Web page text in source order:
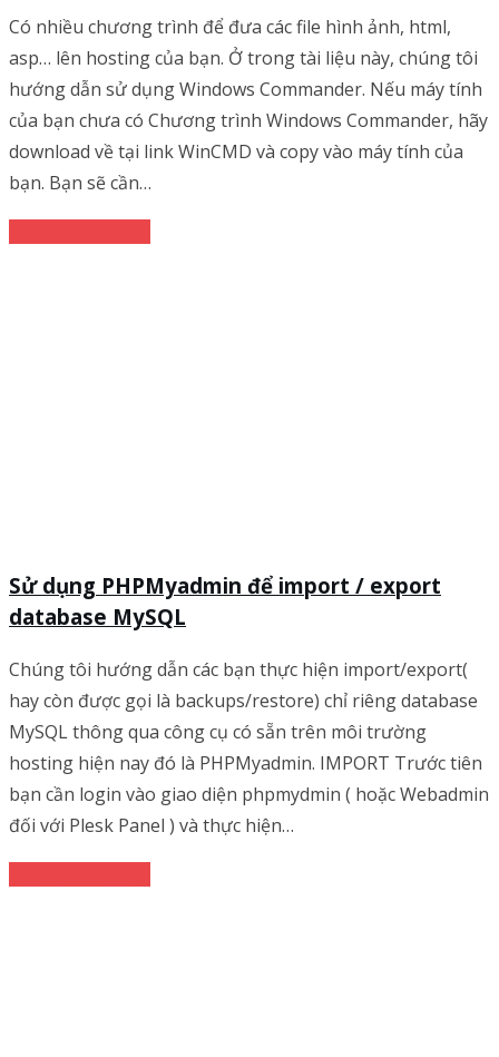
Có nhiều chương trình để đưa các file hình ảnh, html,
asp… lên hosting của bạn. Ở trong tài liệu này, chúng tôi
hướng dẫn sử dụng Windows Commander. Nếu máy tính
của bạn chưa có Chương trình Windows Commander, hãy
download về tại link WinCMD và copy vào máy tính của
bạn. Bạn sẽ cần…
Sử dụng PHPMyadmin để import / export
database MySQL
Chúng tôi hướng dẫn các bạn thực hiện import/export(
hay còn được gọi là backups/restore) chỉ riêng database
MySQL thông qua công cụ có sẵn trên môi trường
hosting hiện nay đó là PHPMyadmin. IMPORT Trước tiên
bạn cần login vào giao diện phpmydmin ( hoặc Webadmin
đối với Plesk Panel ) và thực hiện…